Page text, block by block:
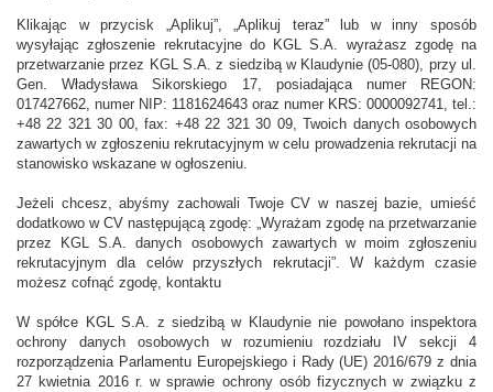
Klikając w przycisk „Aplikuj”, „Aplikuj teraz” lub w inny sposób
wysyłając zgłoszenie rekrutacyjne do KGL S.A. wyrażasz zgodę na
przetwarzanie przez KGL S.A. z siedzibą w Klaudynie (05-080), przy ul.
Gen. Władysława Sikorskiego 17, posiadająca numer REGON:
017427662, numer NIP: 1181624643 oraz numer KRS: 0000092741, tel.:
+48 22 321 30 00, fax: +48 22 321 30 09, Twoich danych osobowych
zawartych w zgłoszeniu rekrutacyjnym w celu prowadzenia rekrutacji na
stanowisko wskazane w ogłoszeniu.
Jeżeli chcesz, abyśmy zachowali Twoje CV w naszej bazie, umieść
dodatkowo w CV następującą zgodę: „Wyrażam zgodę na przetwarzanie
przez KGL S.A. danych osobowych zawartych w moim zgłoszeniu
rekrutacyjnym dla celów przyszłych rekrutacji”. W każdym czasie
możesz cofnąć zgodę, kontaktu
W spółce KGL S.A. z siedzibą w Klaudynie nie powołano inspektora
ochrony danych osobowych w rozumieniu rozdziału IV sekcji 4
rozporządzenia Parlamentu Europejskiego i Rady (UE) 2016/679 z dnia
27 kwietnia 2016 r. w sprawie ochrony osób fizycznych w związku z